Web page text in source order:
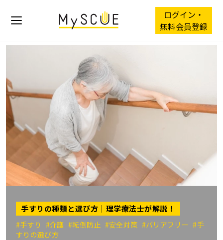
ログイン・
無料会員登録
手すりの種類と選び方｜理学療法士が解説！
#手すり #介護 #転倒防止 #安全対策 #バリアフリー#手
すりの選び方